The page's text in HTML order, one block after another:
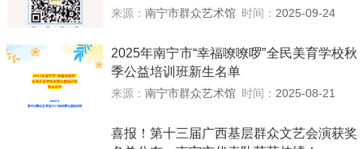
来源：南宁市群众艺术馆 时间： 2025-09-24
2025年南宁市“幸福嘹嘹啰”全民美育学校秋
季公益培训班新生名单
来源：南宁市群众艺术馆 时间： 2025-08-21
喜报！第十三届广西基层群众文艺会演获奖